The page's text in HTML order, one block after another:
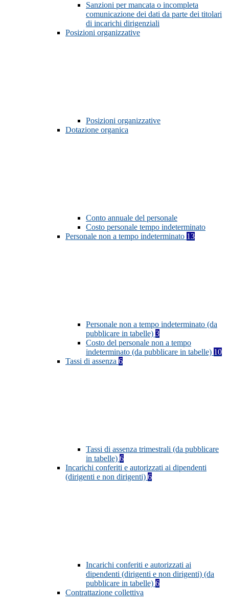
Sanzioni per mancata o incompleta
comunicazione dei dati da parte dei titolari
di incarichi dirigenziali
Posizioni organizzative
Posizioni organizzative
Dotazione organica
Conto annuale del personale
Costo personale tempo indeterminato
Personale non a tempo indeterminato 13
Personale non a tempo indeterminato (da
pubblicare in tabelle) 3
Costo del personale non a tempo
indeterminato (da pubblicare in tabelle) 10
Tassi di assenza 6
Tassi di assenza trimestrali (da pubblicare
in tabelle) 6
Incarichi conferiti e autorizzati ai dipendenti
(dirigenti e non dirigenti) 6
Incarichi conferiti e autorizzati ai
dipendenti (dirigenti e non dirigenti) (da
pubblicare in tabelle) 6
Contrattazione collettiva